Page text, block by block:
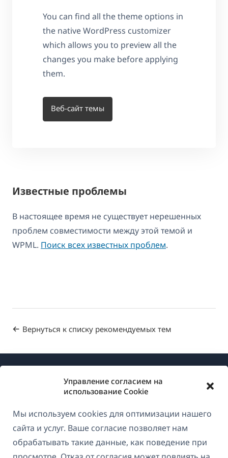
Управление согласием на
использование Cookie
Мы используем cookies для оптимизации нашего
сайта и услуг. Ваше согласие позволяет нам
обрабатывать такие данные, как поведение при
You can find all the theme options in
the native WordPress customizer
which allows you to preview all the
changes you make before applying
them.
Веб-сайт темы
Известные проблемы
В настоящее время не существует нерешенных
проблем совместимости между этой темой и
WPML. Поиск всех известных проблем.
Вернуться к списку рекомендуемых тем
О WPML
GDPR и политика конфиденциальности